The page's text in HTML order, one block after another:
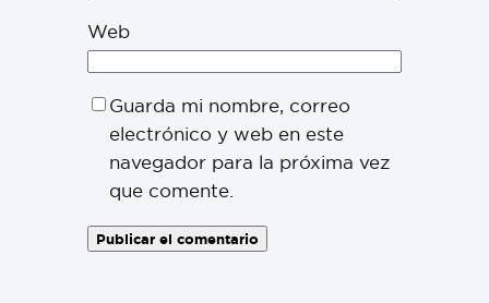
Web
Guarda mi nombre, correo
electrónico y web en este
navegador para la próxima vez
que comente.